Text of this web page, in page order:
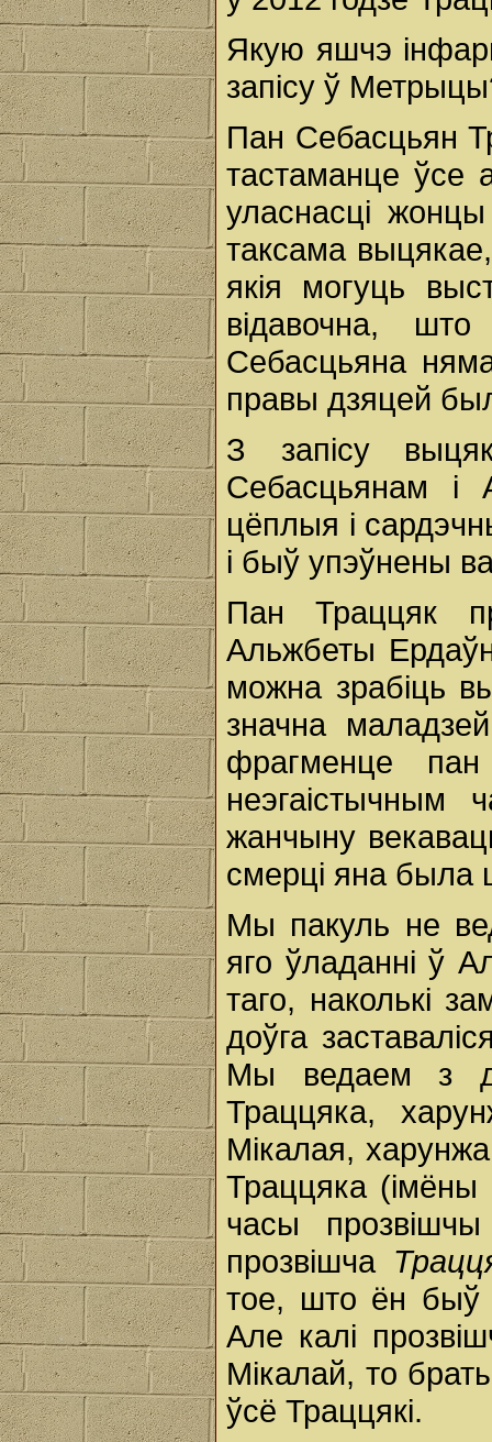
Якую яшчэ
запісу ў
Пан Себасцьян
тастаманце ўсе
уласнасці
таксама
якія могуць
відавочна,
Себасцьяна
правы дзяцей
З запісу
Себасцьянам і
цёплыя і
і быў упэўнены
Пан Траццяк
Альжбеты
можна зрабіць
значна
фрагменце
жанчыну
смерці яна была
Мы пакуль не
яго ўладанні ў
таго, наколькі
доўга
Мы ведаем з
Траццяка,
Мікалая,
Траццяка (імёны
часы
прозвішча
тое, што ён быў
Але калі
Мікалай, то
ўсё Траццякі.